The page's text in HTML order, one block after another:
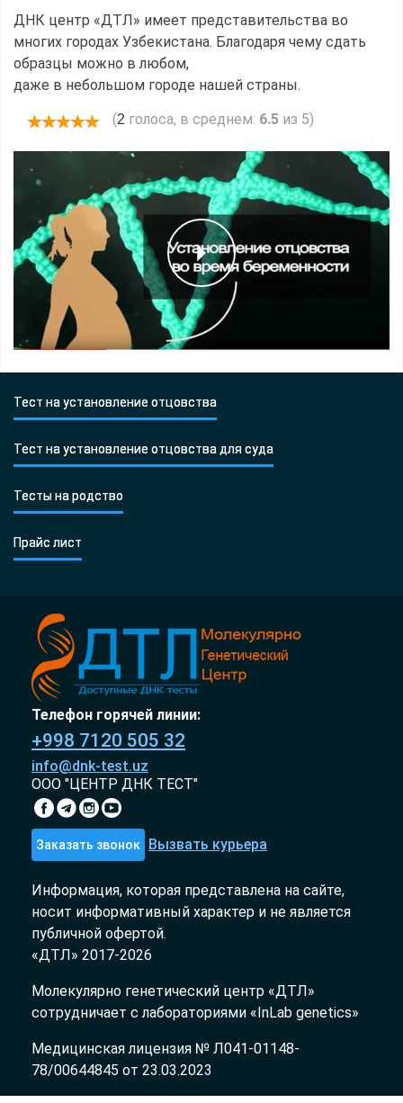
ДНК центр «ДТЛ» имеет представительства во
многих городах Узбекистана. Благодаря чему сдать
образцы можно в любом,
даже в небольшом городе нашей страны.
(2 голоса, в среднем: 6.5 из 5)
Тест на установление отцовства
Тест на установление отцовства для суда
Тесты на родство
Прайс лист
Телефон горячей линии:
+998 7120 505 32
info@dnk-test.uz
ООО "ЦЕНТР ДНК ТЕСТ"
Заказать звонок Вызвать курьера
Информация, которая представлена на сайте,
носит информативный характер и не является
публичной офертой.
«ДТЛ» 2017-2026
Молекулярно генетический центр «ДТЛ»
сотрудничает с лабораториями «InLab genetics»
Медицинская лицензия № Л041-01148-
78/00644845 от 23.03.2023